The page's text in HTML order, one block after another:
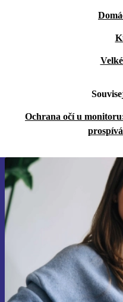
Ochrana očí u
Přihlas se
ušetři 400
Už nikdy
Informace o použití osobních